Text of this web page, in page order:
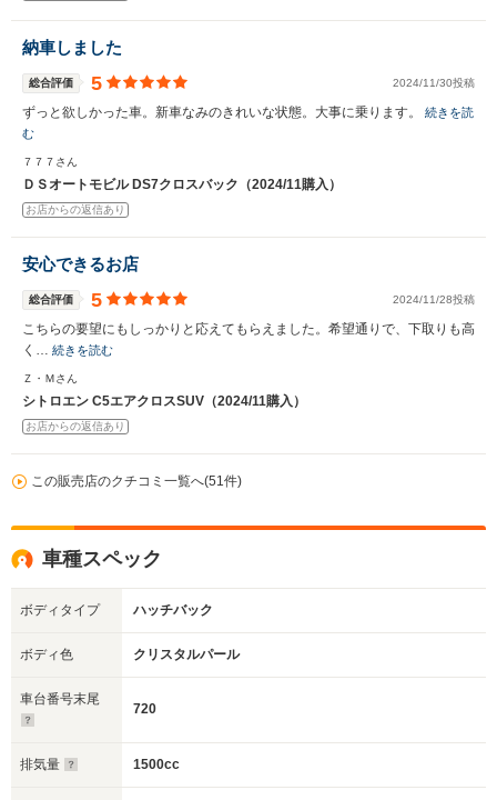
納車しました
総合評価 5 2024/11/30投稿
ずっと欲しかった車。新車なみのきれいな状態。大事に乗ります。 続きを読
む
７７７さん
ＤＳオートモビル DS7クロスバック（2024/11購入）
お店からの返信あり
安心できるお店
総合評価 5 2024/11/28投稿
こちらの要望にもしっかりと応えてもらえました。希望通りで、下取りも高
く… 続きを読む
Ｚ・Ｍさん
シトロエン C5エアクロスSUV（2024/11購入）
お店からの返信あり
この販売店のクチコミ一覧へ(51件)
車種スペック
ボディタイプ ハッチバック
ボディ色 クリスタルパール
車台番号末尾
720
排気量 1500cc